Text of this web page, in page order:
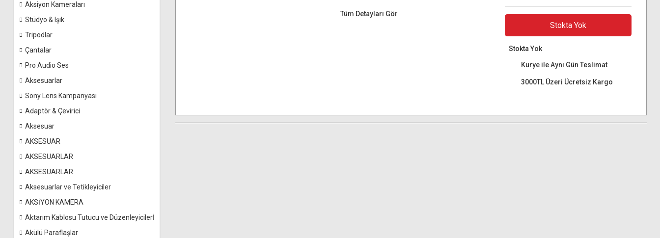
Aksiyon Kameraları
Stüdyo & Işık
Tripodlar
Çantalar
Pro Audio Ses
Aksesuarlar
Sony Lens Kampanyası
Adaptör & Çevirici
Aksesuar
AKSESUAR
AKSESUARLAR
AKSESUARLAR
Aksesuarlar ve Tetikleyiciler
AKSİYON KAMERA
Aktarım Kablosu Tutucu ve Düzenleyicilerİ
Akülü Paraflaşlar
Tüm Detayları Gör
Stokta Yok
Stokta Yok
Kurye ile Aynı Gün Teslimat
3000TL Üzeri Ücretsiz Kargo